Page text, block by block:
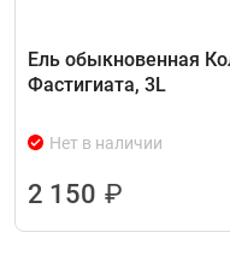
Ель обыкновенная
Фастигиата, 3L
Нет в наличии
2 150 ₽